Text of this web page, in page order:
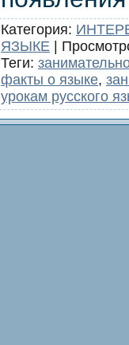
Категория:
ЯЗЫКЕ |
Теги:
факты о языке,
урокам русского